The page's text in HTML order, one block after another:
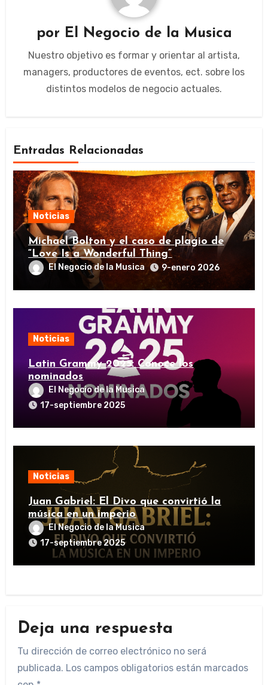
por El Negocio de la Musica
Nuestro objetivo es formar y orientar al artista,
managers, productores de eventos, ect. sobre los
distintos modelos de negocio actuales.
Entradas Relacionadas
Noticias
Michael Bolton y el caso de plagio de
“Love Is a Wonderful Thing”
El Negocio de la Musica 9-enero 2026
Noticias
Latin Grammy 2025: Conoce los
nominados
El Negocio de la Musica
17-septiembre 2025
Noticias
Juan Gabriel: El Divo que convirtió la
música en un imperio
El Negocio de la Musica
17-septiembre 2025
Deja una respuesta
Tu dirección de correo electrónico no será
publicada. Los campos obligatorios están marcados